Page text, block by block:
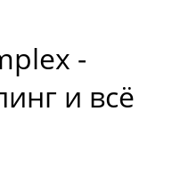
-
и всё